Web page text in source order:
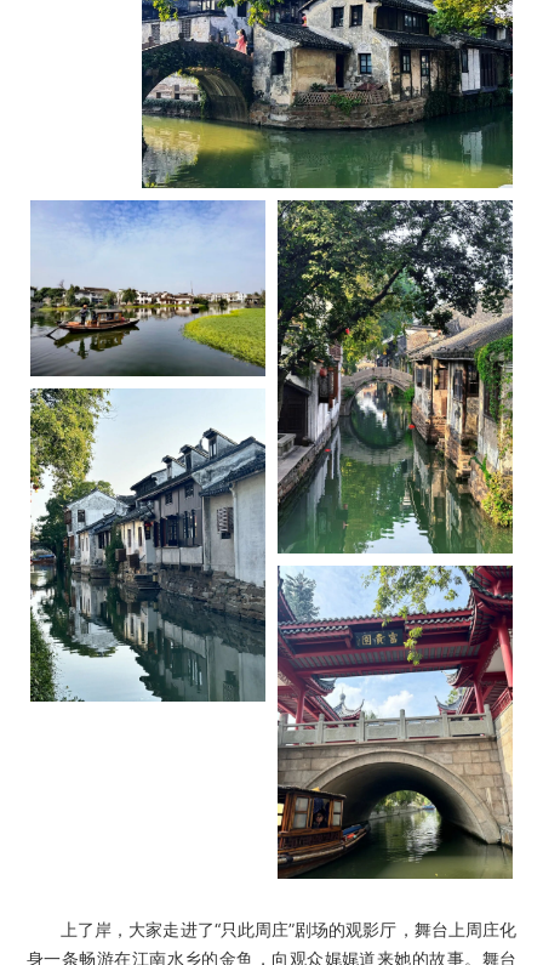
上了岸，大家走进了“只此周庄”剧场的观影厅，舞台上周庄化
身一条畅游在江南水乡的金鱼，向观众娓娓道来她的故事。舞台